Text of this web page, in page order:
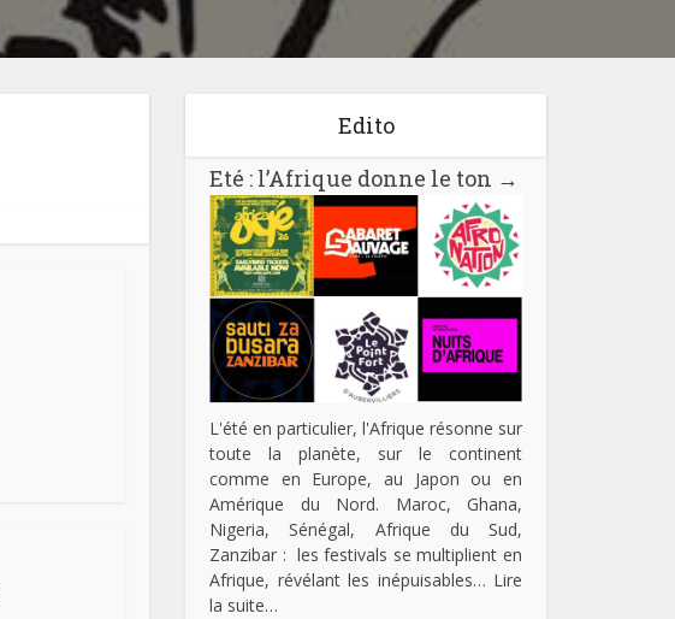
Edito
Eté : l’Afrique donne le ton →
L'été en particulier, l'Afrique résonne sur
toute la planète, sur le continent
comme en Europe, au Japon ou en
Amérique du Nord. Maroc, Ghana,
Nigeria, Sénégal, Afrique du Sud,
Zanzibar : les festivals se multiplient en
Afrique, révélant les inépuisables… Lire
la suite…